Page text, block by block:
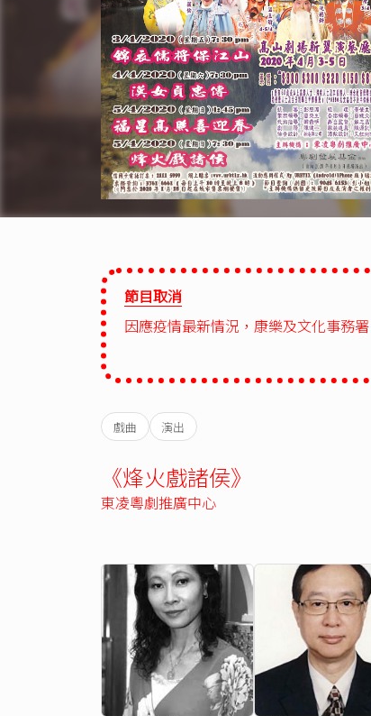
節目取消
因應疫情最新情況，康樂及文化事務
戲曲 演出
《烽火戲諸侯》
東凌粵劇推廣中心